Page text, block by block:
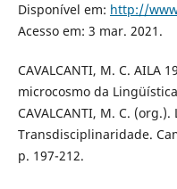
Disponível em: http://
Acesso em: 3 mar. 2021.
CAVALCANTI, M. C. AILA
microcosmo da
CAVALCANTI, M. C.
Transdisciplinaridade.
p. 197-212.